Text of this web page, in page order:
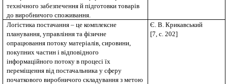
технічного забезпечення й підготовки товарів
до виробничого споживання.
Логістика постачання – це комплексне
планування, управління та фізичне
опрацювання потоку матеріалів, сировини,
покупних частин і відповідного
інформаційного потоку в процесі їх
переміщення від постачальника у сферу
початкового виробничого складування з метою
Є. В. Крикавський
[7, с. 202]